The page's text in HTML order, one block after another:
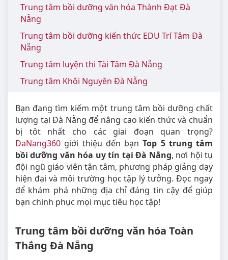
Trung tâm bồi dưỡng văn hóa Thành Đạt Đà
Nẵng
Trung tâm bồi dưỡng kiến thức EDU Trí Tâm Đà
Nẵng
Trung tâm luyện thi Tài Tâm Đà Nẵng
Trung tâm Khôi Nguyên Đà Nẵng
Bạn đang tìm kiếm một trung tâm bồi dưỡng chất
lượng tại Đà Nẵng để nâng cao kiến thức và chuẩn
bị tôt nhất cho các giai đoạn quan trọng?
DaNang360 giới thiệu đến bạnTop 5 trung tâm
bồi dưỡng văn hóa uy tín tại Đà Nẵng, nơi hội tụ
đội ngũ giáo viên tận tâm, phương pháp giảng dạy
hiện đại và môi trường học tập lý tưởng. Đọc ngay
để khám phá những địa chỉ đáng tin cậy để giúp
bạn chinh phục mọi mục tiêu học tập!
Trung tâm bồi dưỡng văn hóa Toàn
Thắng Đà Nẵng